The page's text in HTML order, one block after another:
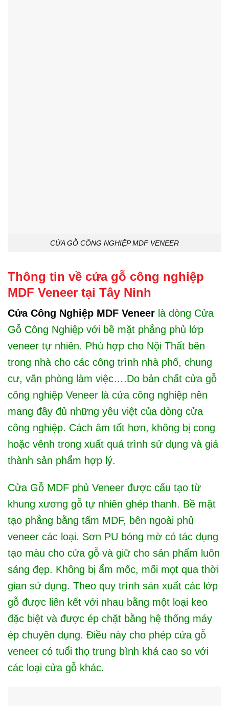
CỬA GỖ CÔNG NGHIỆP MDF VENEER
Thông tin về cửa gỗ công nghiệp
MDF Veneer tại Tây Ninh
Cửa Công Nghiệp MDF Veneer là dòng Cửa
Gỗ Công Nghiệp với bề mặt phẳng phủ lớp
veneer tự nhiên. Phù hợp cho Nội Thất bên
trong nhà cho các công trình nhà phố, chung
cư, văn phòng làm việc….Do bản chất cửa gỗ
công nghiệp Veneer là cửa công nghiệp nên
mang đầy đủ những yêu việt của dòng cửa
công nghiệp. Cách âm tốt hơn, không bị cong
hoặc vênh trong xuất quá trình sử dụng và giá
thành sản phẩm hợp lý.
Cửa Gỗ MDF phủ Veneer được cấu tạo từ
khung xương gỗ tự nhiên ghép thanh. Bề mặt
tạo phẳng bằng tấm MDF, bên ngoài phủ
veneer các loại. Sơn PU bóng mờ có tác dụng
tạo màu cho cửa gỗ và giữ cho sản phẩm luôn
sáng đẹp. Không bị ẩm mốc, mối mọt qua thời
gian sử dụng. Theo quy trình sản xuất các lớp
gỗ được liên kết với nhau bằng một loại keo
đặc biệt và được ép chặt bằng hệ thống máy
ép chuyên dụng. Điều này cho phép cửa gỗ
veneer có tuổi thọ trung bình khá cao so với
các loại cửa gỗ khác.